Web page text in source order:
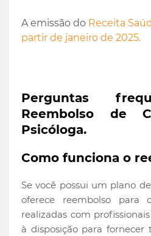
A emissão do Receita
partir de janeiro de 2025.
Perguntas
Reembolso de
Psicóloga.
Como funciona o
Se você possui um plano
oferece reembolso para
realizadas com
à disposição para